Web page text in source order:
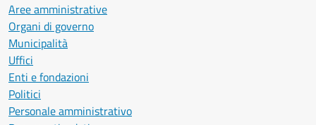
Aree amministrative
Organi di governo
Municipalità
Uffici
Enti e fondazioni
Politici
Personale amministrativo